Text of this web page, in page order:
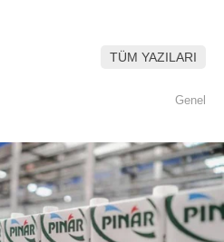
TÜM YAZILARI
Genel